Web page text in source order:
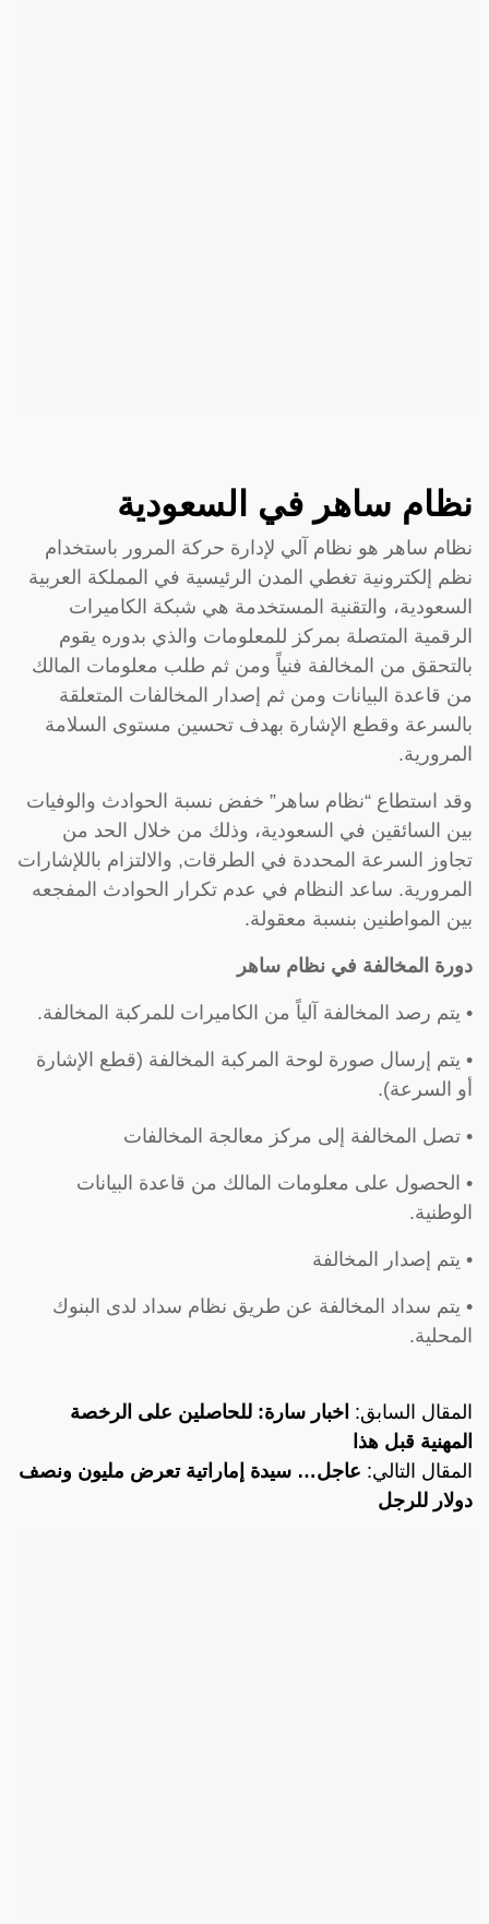
نظام ساهر في السعودية
نظام ساهر هو نظام آلي لإدارة حركة المرور باستخدام
نظم إلكترونية تغطي المدن الرئيسية في المملكة العربية
السعودية، والتقنية المستخدمة هي شبكة الكاميرات
الرقمية المتصلة بمركز للمعلومات والذي بدوره يقوم
بالتحقق من المخالفة فنياً ومن ثم طلب معلومات المالك
من قاعدة البيانات ومن ثم إصدار المخالفات المتعلقة
بالسرعة وقطع الإشارة بهدف تحسين مستوى السلامة
المرورية.
وقد استطاع “نظام ساهر” خفض نسبة الحوادث والوفيات
بين السائقين في السعودية، وذلك من خلال الحد من
تجاوز السرعة المحددة في الطرقات, والالتزام باللإشارات
المرورية. ساعد النظام في عدم تكرار الحوادث المفجعه
بين المواطنين بنسبة معقولة.
دورة المخالفة في نظام ساهر
• يتم رصد المخالفة آلياً من الكاميرات للمركبة المخالفة.
• يتم إرسال صورة لوحة المركبة المخالفة (قطع الإشارة
أو السرعة).
• تصل المخالفة إلى مركز معالجة المخالفات
• الحصول على معلومات المالك من قاعدة البيانات
الوطنية.
• يتم إصدار المخالفة
• يتم سداد المخالفة عن طريق نظام سداد لدى البنوك
المحلية.
المقال السابق: اخبار سارة: للحاصلين على الرخصة
المهنية قبل هذا
المقال التالي: عاجل… سيدة إماراتية تعرض مليون ونصف
دولار للرجل